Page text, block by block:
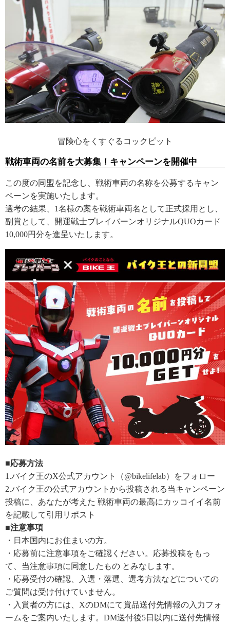
冒険心をくすぐるコックピット
戦術車両の名前を大募集！キャンペーンを開催中
この度の同盟を記念し、戦術車両の名称を公募するキャン
ペーンを実施いたします。
選考の結果、1名様の案を戦術車両名として正式採用とし、
副賞として、開運戦士ブレイバーンオリジナルQUOカード
10,000円分を進呈いたします。
■応募方法
1.バイク王のX公式アカウント（@bikelifelab）をフォロー
2.バイク王の公式アカウントから投稿される当キャンペーン
投稿に、あなたが考えた 戦術車両の最高にカッコイイ名前
を記載して引用リポスト
■注意事項
・日本国内にお住まいの方。
・応募前に注意事項をご確認ください。応募投稿をもっ
て、当注意事項に同意したもの とみなします。
・応募受付の確認、入選・落選、選考方法などについての
ご質問は受け付けていません。
・入賞者の方には、XのDMにて賞品送付先情報の入力フォ
ームをご案内いたします。DM送付後5日以内に送付先情報